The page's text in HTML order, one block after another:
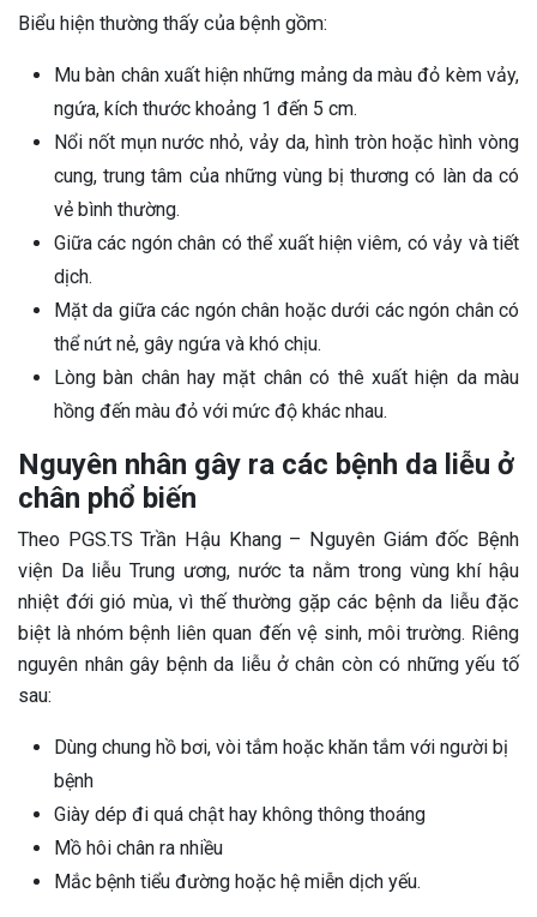
Biểu hiện thường thấy của bệnh gồm:
Mu bàn chân xuất hiện những mảng da màu đỏ kèm vảy,
ngứa, kích thước khoảng 1 đến 5 cm.
Nổi nốt mụn nước nhỏ, vảy da, hình tròn hoặc hình vòng
cung, trung tâm của những vùng bị thương có làn da có
vẻ bình thường.
Giữa các ngón chân có thể xuất hiện viêm, có vảy và tiết
dịch.
Mặt da giữa các ngón chân hoặc dưới các ngón chân có
thể nứt nẻ, gây ngứa và khó chịu.
Lòng bàn chân hay mặt chân có thê xuất hiện da màu
hồng đến màu đỏ với mức độ khác nhau.
Nguyên nhân gây ra các bệnh da liễu ở
chân phổ biến
Theo PGS.TS Trần Hậu Khang – Nguyên Giám đốc Bệnh
viện Da liễu Trung ương, nước ta nằm trong vùng khí hậu
nhiệt đới gió mùa, vì thế thường gặp các bệnh da liễu đặc
biệt là nhóm bệnh liên quan đến vệ sinh, môi trường. Riêng
nguyên nhân gây bệnh da liễu ở chân còn có những yếu tố
sau:
Dùng chung hồ bơi, vòi tắm hoặc khăn tắm với người bị
bệnh
Giày dép đi quá chật hay không thông thoáng
Mồ hôi chân ra nhiều
Mắc bệnh tiểu đường hoặc hệ miễn dịch yếu.